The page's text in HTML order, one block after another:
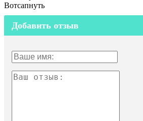
Вотсапнуть
Добавить отзыв